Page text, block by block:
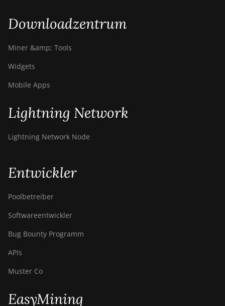
Downloadzentrum
Miner &amp; Tools
Widgets
Mobile Apps
Lightning Network
Lightning Network Node
Entwickler
Poolbetreiber
Softwareentwickler
Bug Bounty Programm
APIs
Muster Co
EasyMining